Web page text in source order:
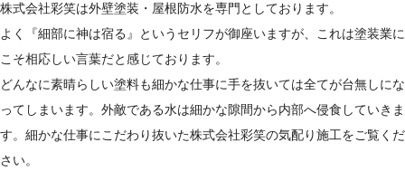
株式会社彩笑は外壁塗装・屋根防水を専門としております。
よく『細部に神は宿る』というセリフが御座いますが、これは塗装業に
こそ相応しい言葉だと感じております。
どんなに素晴らしい塗料も細かな仕事に手を抜いては全てが台無しにな
ってしまいます。外敵である水は細かな隙間から内部へ侵食していきま
す。細かな仕事にこだわり抜いた株式会社彩笑の気配り施工をご覧くだ
さい。